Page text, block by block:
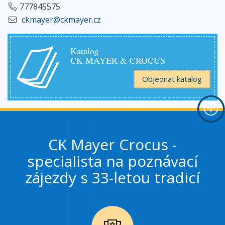
777845575
ckmayer@ckmayer.cz
Katalog
CK MAYER & CROCUS
Objednat katalog
CK Mayer Crocus -
specialista na poznávací
zájezdy s 33-letou tradicí